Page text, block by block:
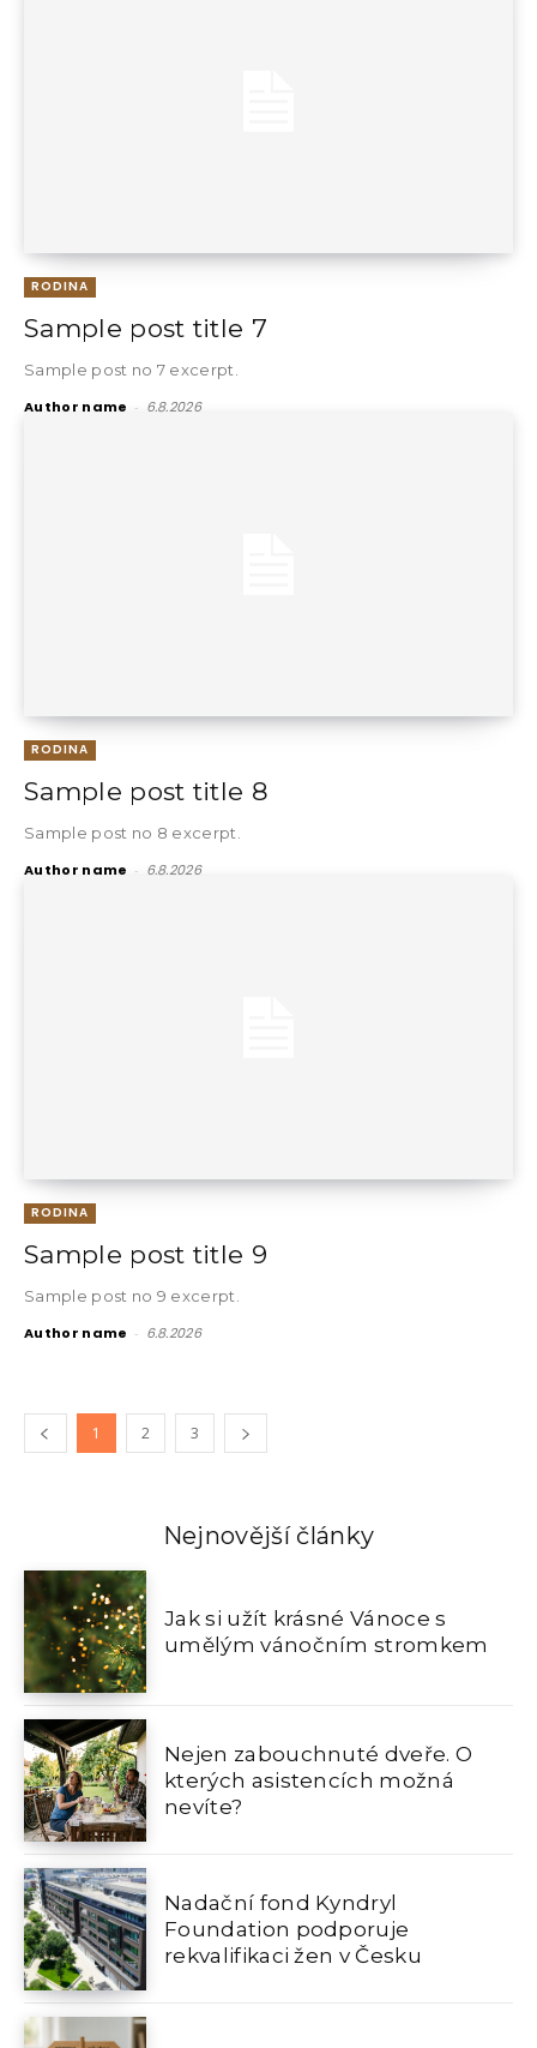
RODINA
Sample post title 7
Sample post no 7 excerpt.
Author name - 6.8.2026
RODINA
Sample post title 8
Sample post no 8 excerpt.
Author name - 6.8.2026
RODINA
Sample post title 9
Sample post no 9 excerpt.
Author name - 6.8.2026
1 2 3
Nejnovější články
Jak si užít krásné Vánoce s
umělým vánočním stromkem
Nejen zabouchnuté dveře. O
kterých asistencích možná
nevíte?
Nadační fond Kyndryl
Foundation podporuje
rekvalifikaci žen v Česku